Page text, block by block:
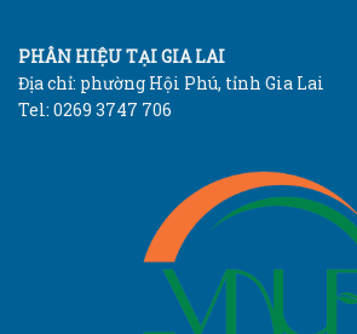
PHÂN HIỆU TẠI GIA LAI
Địa chỉ: phường Hội Phú, tỉnh Gia Lai
Tel: 0269 3747 706